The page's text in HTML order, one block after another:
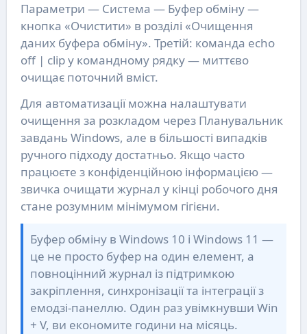
Параметри — Система — Буфер обміну —
кнопка «Очистити» в розділі «Очищення
даних буфера обміну». Третій: команда echo
off | clip у командному рядку — миттєво
очищає поточний вміст.
Для автоматизації можна налаштувати
очищення за розкладом через Планувальник
завдань Windows, але в більшості випадків
ручного підходу достатньо. Якщо часто
працюєте з конфіденційною інформацією —
звичка очищати журнал у кінці робочого дня
стане розумним мінімумом гігієни.
Буфер обміну в Windows 10 і Windows 11 —
це не просто буфер на один елемент, а
повноцінний журнал із підтримкою
закріплення, синхронізації та інтеграції з
емодзі-панеллю. Один раз увімкнувши Win
+ V, ви економите години на місяць.